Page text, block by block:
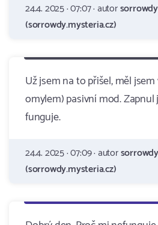
24.4. 2025 · 07:07 · autor
(sorrowdy.mysteria.cz)
Už jsem na to přišel, měl
omylem) pasivní mod. Zapnul
funguje.
24.4. 2025 · 07:09 · autor
(sorrowdy.mysteria.cz)